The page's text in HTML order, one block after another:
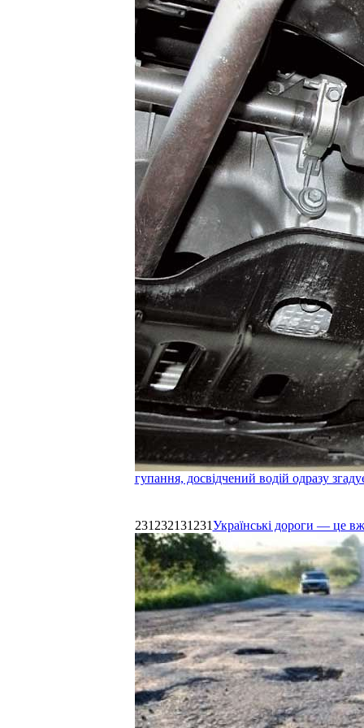
гупання, досвідчений водій одразу
231232131231Українські дороги — це